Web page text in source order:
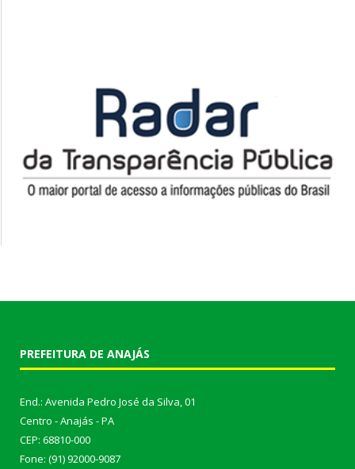
PREFEITURA DE ANAJÁS
End.: Avenida Pedro José da Silva, 01
Centro - Anajás - PA
CEP: 68810-000
Fone: (91) 92000-9087